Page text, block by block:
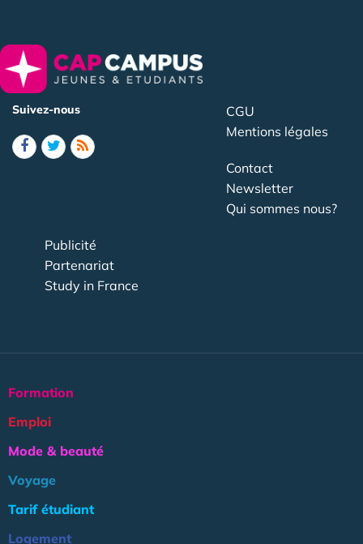
Suivez-nous
CGU
Mentions légales
Contact
Newsletter
Qui sommes nous?
Publicité
Partenariat
Study in France
Formation
Emploi
Mode & beauté
Voyage
Tarif étudiant
Logement